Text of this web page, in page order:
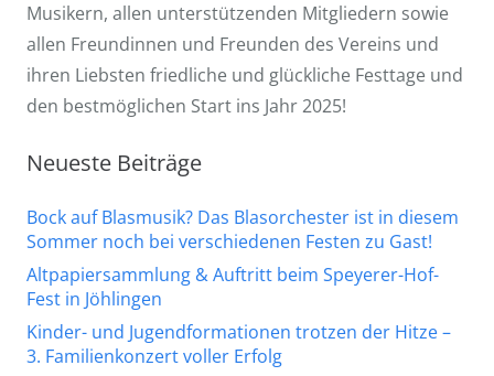
Musikern, allen unterstützenden Mitgliedern sowie
allen Freundinnen und Freunden des Vereins und
ihren Liebsten friedliche und glückliche Festtage und
den bestmöglichen Start ins Jahr 2025!
Neueste Beiträge
Bock auf Blasmusik? Das Blasorchester ist in diesem
Sommer noch bei verschiedenen Festen zu Gast!
Altpapiersammlung & Auftritt beim Speyerer-Hof-
Fest in Jöhlingen
Kinder- und Jugendformationen trotzen der Hitze –
3. Familienkonzert voller Erfolg